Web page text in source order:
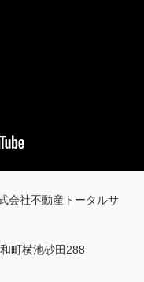
社不動産トータルサ
町横池砂田288